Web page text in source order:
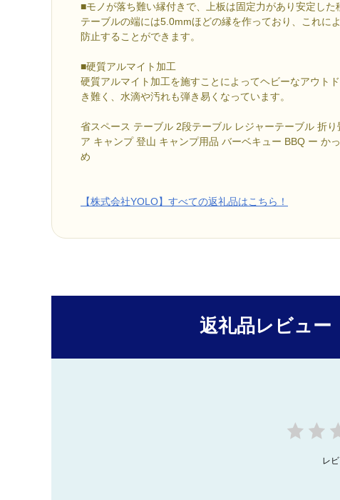
■モノが落ち難い縁付きで、上板は固定力があり安定した
テーブルの端には5.0mmほどの縁を作っており、これに
防止することができます。
■硬質アルマイト加工
硬質アルマイト加工を施すことによってヘビーなアウト
き難く、水滴や汚れも弾き易くなっています。
省スペース テーブル 2段テーブル レジャーテーブル 折り
ア キャンプ 登山 キャンプ用品 バーベキュー BBQ ー か
め
【株式会社YOLO】すべての返礼品はこちら！
返礼品レビュー
レ